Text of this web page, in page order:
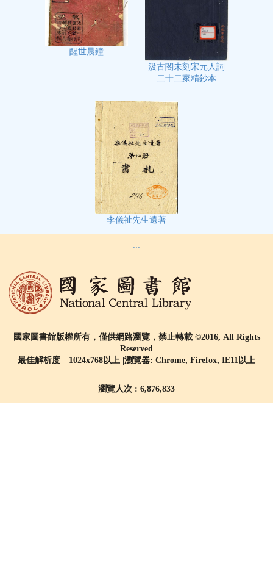
醒世晨鐘
汲古閣未刻宋元人詞
二十二家精鈔本
李儀祉先生遺著
:::
國家圖書館版權所有，僅供網路瀏覽，禁止轉載 ©2016, All Rights
Reserved
最佳解析度 1024x768以上 |瀏覽器: Chrome, Firefox, IE11以上
瀏覽人次 : 6,876,833